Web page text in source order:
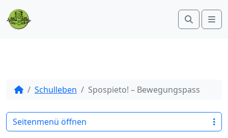
Search
Schulleben Spospieto! – Bewegungspass
Seitenmenü öffnen